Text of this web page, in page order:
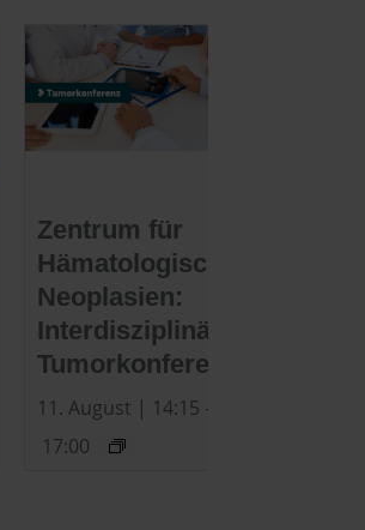
Zentrum für
Hämatologische
Neoplasien:
Interdisziplinäre
Tumorkonferenz
11. August | 14:15 -
17:00